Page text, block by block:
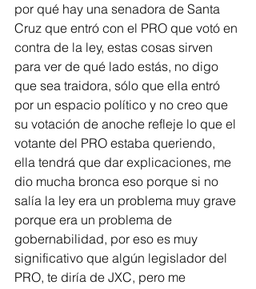
por qué hay una senadora de Santa
Cruz que entró con el PRO que votó en
contra de la ley, estas cosas sirven
para ver de qué lado estás, no digo
que sea traidora, sólo que ella entró
por un espacio político y no creo que
su votación de anoche refleje lo que el
votante del PRO estaba queriendo,
ella tendrá que dar explicaciones, me
dio mucha bronca eso porque si no
salía la ley era un problema muy grave
porque era un problema de
gobernabilidad, por eso es muy
significativo que algún legislador del
PRO, te diría de JXC, pero me